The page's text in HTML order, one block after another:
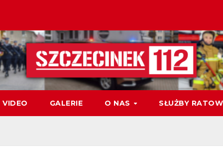
VIDEO GALERIE O NAS SŁUŻBY